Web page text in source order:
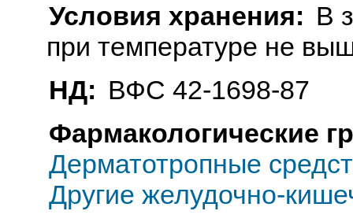
Условия хранения: В
при температуре не
НД: ВФС 42-1698-87
Фармакологические
Дерматотропные
Другие желудочно-